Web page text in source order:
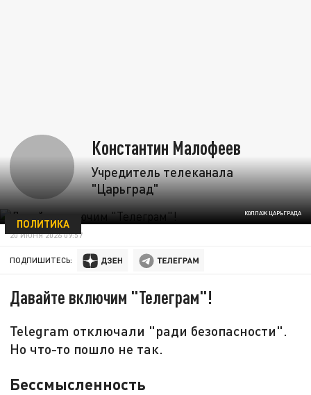
Константин Малофеев
Учредитель телеканала
"Царьград"
КОЛЛАЖ ЦАРЬГРАДА
ПОЛИТИКА
20 ИЮНЯ 2026 09:57
ПОДПИШИТЕСЬ:
Давайте включим "Телеграм"!
Telegram отключали "ради безопасности".
Но что-то пошло не так.
Бессмысленность